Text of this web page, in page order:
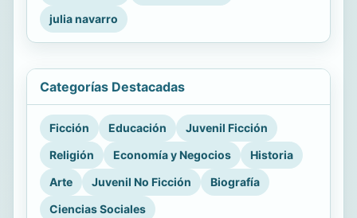
julia navarro
Categorías Destacadas
Ficción Educación
Juvenil Ficción
Religión
Economía y Negocios
Historia
Arte
Juvenil No Ficción
Biografía
Ciencias Sociales